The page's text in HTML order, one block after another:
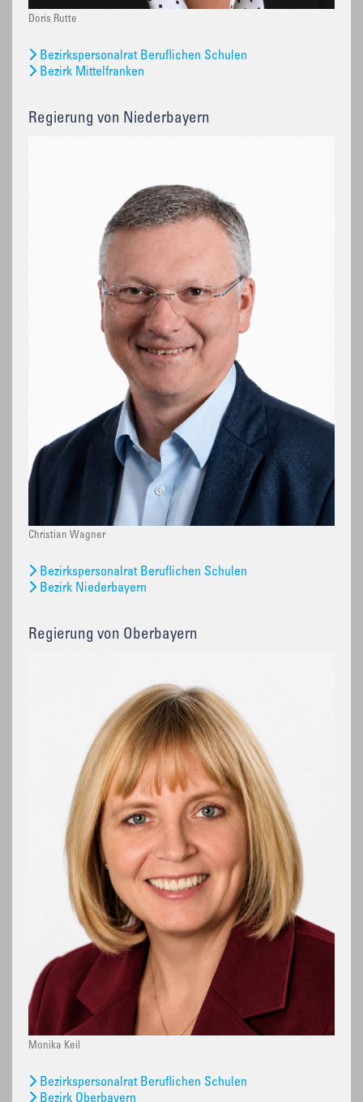
Doris Rutte
Bezirkspersonalrat Beruflichen Schulen
Bezirk Mittelfranken
Regierung von Niederbayern
Christian Wagner
Bezirkspersonalrat Beruflichen Schulen
Bezirk Niederbayern
Regierung von Oberbayern
Monika Keil
Bezirkspersonalrat Beruflichen Schulen
Bezirk Oberbayern